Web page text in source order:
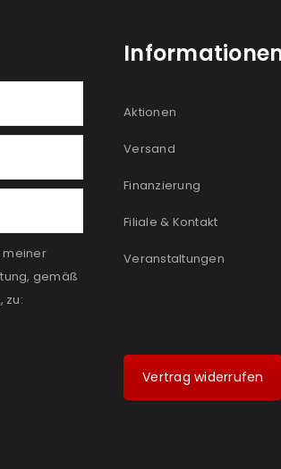
meiner
gemäß
, zu:
Aktionen
Versand
Finanzierung
Filiale & Kontakt
Veranstaltungen
Vertrag widerrufen